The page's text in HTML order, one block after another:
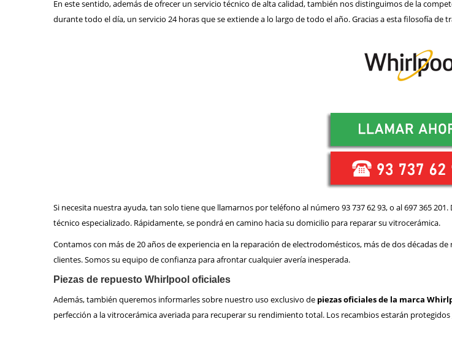
En este sentido, además de ofrecer un servicio técnico de alta calidad, también nos distinguimos de la
durante todo el día, un servicio 24 horas que se extiende a lo largo de todo el año. Gracias a esta filosofía
Si necesita nuestra ayuda, tan solo tiene que llamarnos por teléfono al número 93 737 62 93, o al 697 365
técnico especializado. Rápidamente, se pondrá en camino hacia su domicilio para reparar su vitrocerámica.
Contamos con más de 20 años de experiencia en la reparación de electrodomésticos, más de dos décadas
clientes. Somos su equipo de confianza para afrontar cualquier avería inesperada.
Piezas de repuesto Whirlpool oficiales
Además, también queremos informarles sobre nuestro uso exclusivo de piezas oficiales de la marca
perfección a la vitrocerámica averiada para recuperar su rendimiento total. Los recambios estarán